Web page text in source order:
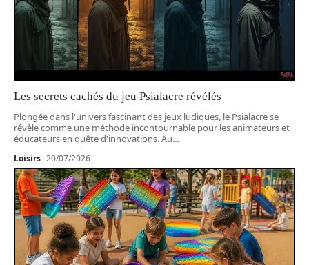
Les secrets cachés du jeu Psialacre révélés
Plongée dans l'univers fascinant des jeux ludiques, le Psialacre se
révèle comme une méthode incontournable pour les animateurs et
éducateurs en quête d'innovations. Au…
Loisirs 20/07/2026